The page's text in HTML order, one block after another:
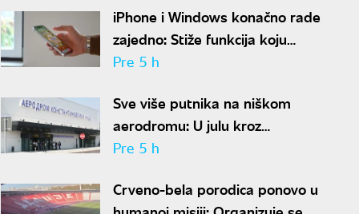
iPhone i Windows konačno rade
zajedno: Stiže funkcija koju
korisnici godinama čekaju
Pre 5 h
Sve više putnika na niškom
aerodromu: U julu kroz
"Konstantin Veliki" prošlo
Pre 5 h
Crveno-bela porodica ponovo u